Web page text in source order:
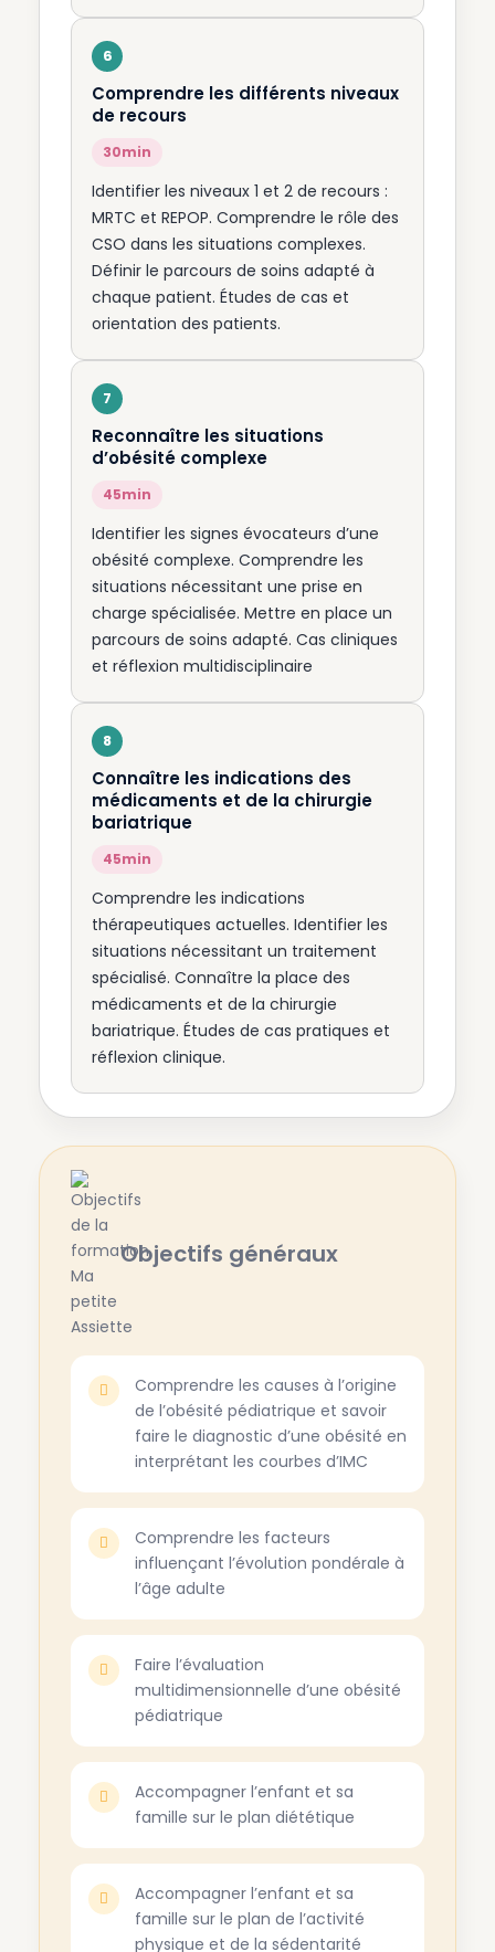
Comprendre les différents niveaux
de recours
Identifier les niveaux 1 et 2 de recours :
MRTC et REPOP. Comprendre le rôle des
CSO dans les situations complexes.
Définir le parcours de soins adapté à
chaque patient. Études de cas et
orientation des patients.
30min
Reconnaître les situations
d’obésité complexe
Identifier les signes évocateurs d’une
obésité complexe. Comprendre les
situations nécessitant une prise en
charge spécialisée. Mettre en place un
parcours de soins adapté. Cas cliniques
et réflexion multidisciplinaire
45min
Connaître les indications des
médicaments et de la chirurgie
bariatrique
Comprendre les indications
thérapeutiques actuelles. Identifier les
situations nécessitant un traitement
spécialisé. Connaître la place des
médicaments et de la chirurgie
bariatrique. Études de cas pratiques et
réflexion clinique.
45min
Objectifs généraux
Comprendre les causes à l’origine
de l’obésité pédiatrique et savoir
faire le diagnostic d’une obésité en
interprétant les courbes d’IMC
Comprendre les facteurs
influençant l’évolution pondérale à
l’âge adulte
Faire l’évaluation
multidimensionnelle d’une obésité
pédiatrique
Accompagner l’enfant et sa
famille sur le plan diététique
Accompagner l’enfant et sa
famille sur le plan de l’activité
physique et de la sédentarité